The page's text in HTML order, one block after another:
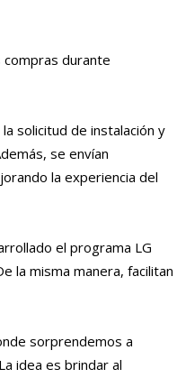
compras durante
solicitud de instalación y
se envían
la experiencia del
el programa LG
la misma manera, facilitan
sorprendemos a
idea es brindar al